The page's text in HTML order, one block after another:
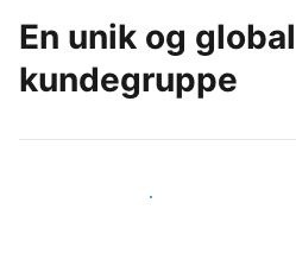
En unik og global
kundegruppe
Nå ut til nye gjester i dag